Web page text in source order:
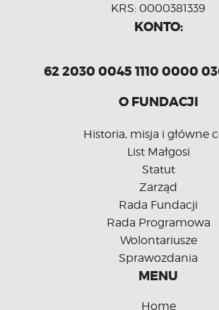
KRS: 0000381339
KONTO:
62 2030 0045 1110 0000
O FUNDACJI
Historia, misja i główne
List Małgosi
Statut
Zarząd
Rada Fundacji
Rada Programowa
Wolontariusze
Sprawozdania
MENU
Home